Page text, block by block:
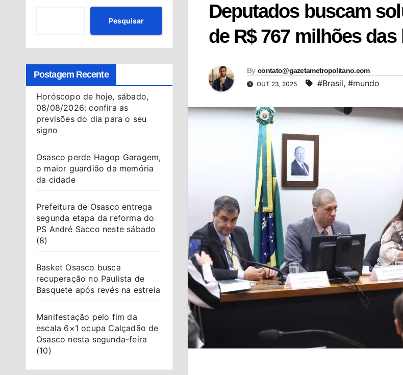
Pesquisar
Postagem Recente
Horóscopo de hoje, sábado,
08/08/2026: confira as
previsões do dia para o seu
signo
Osasco perde Hagop Garagem,
o maior guardião da memória
da cidade
Prefeitura de Osasco entrega
segunda etapa da reforma do
PS André Sacco neste sábado
(8)
Basket Osasco busca
recuperação no Paulista de
Basquete após revés na estreia
Manifestação pelo fim da
escala 6×1 ocupa Calçadão de
Osasco nesta segunda-feira
(10)
Deputados buscam
de R$ 767 milhões
By contato@gazetametropolitano.com
OUT 23, 2025 #Brasil, #mundo